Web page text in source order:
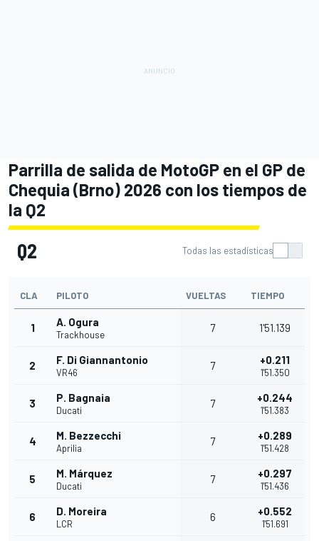
Parrilla de salida de MotoGP en el GP de
Chequia (Brno) 2026 con los tiempos de
la Q2
Q2 Todas las estadísticas
CLA PILOTO VUELTAS TIEMPO
1 A. Ogura
Trackhouse
7 1'51.139
2 F. Di Giannantonio
VR46
7 +0.211
1'51.350
3 P. Bagnaia
Ducati
7 +0.244
1'51.383
4 M. Bezzecchi
Aprilia
7 +0.289
1'51.428
5 M. Márquez
Ducati
7 +0.297
1'51.436
6 D. Moreira
LCR
6 +0.552
1'51.691